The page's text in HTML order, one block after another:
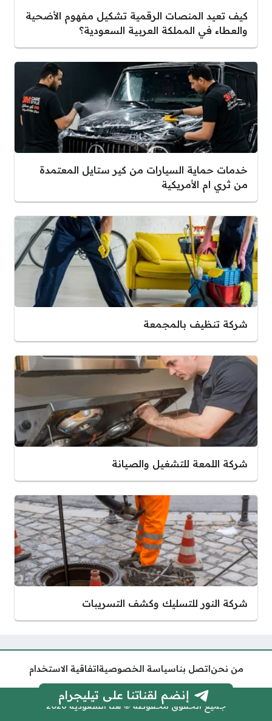
كيف تعيد المنصات الرقمية تشكيل مفهوم الأضحية
والعطاء في المملكة العربية السعودية؟
خدمات حماية السيارات من كير ستايل المعتمدة
من ثري ام الأمريكية
شركة تنظيف بالمجمعة
شركة اللمعة للتشغيل والصيانة
شركة النور للتسليك وكشف التسريبات
من نحناتصل بناسياسة الخصوصيةاتفاقية الاستخدام
جميع الحقوق محفوظة © هنا السعودية 2026
إنضم لقناتنا على تيليجرام